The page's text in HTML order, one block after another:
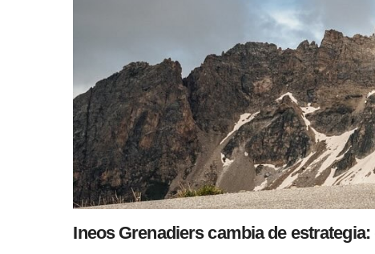
Ineos Grenadiers cambia de